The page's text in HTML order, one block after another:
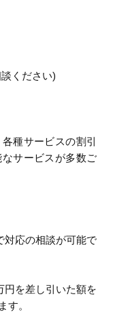
ください)
種サービスの割引
サービスが多数ご
対応の相談が可能で
円を差し引いた額を
す。